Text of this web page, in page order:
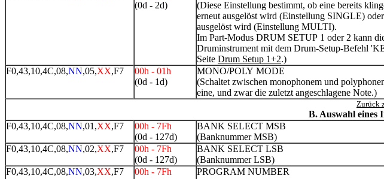
(0d - 2d)
(Diese Einstellung bestimmt, ob eine bereits
erneut ausgelöst wird (Einstellung SINGLE)
ausgelöst wird (Einstellung MULTI).
Im Part-Modus DRUM SETUP 1 oder 2 kann
Druminstrument mit dem Drum-Setup-Befehl
Seite Drum Setup 1+2.)
F0,43,10,4C,08,NN,05,XX,F7
00h - 01h
(0d - 1d)
MONO/POLY MODE
(Schaltet zwischen monophonem und
eine, und zwar die zuletzt angeschlagene Note.)
Zurück
B. Auswahl eines
F0,43,10,4C,08,NN,01,XX,F7
00h - 7Fh
(0d - 127d)
BANK SELECT MSB
(Banknummer MSB)
F0,43,10,4C,08,NN,02,XX,F7
00h - 7Fh
(0d - 127d)
BANK SELECT LSB
(Banknummer LSB)
F0,43,10,4C,08,NN,03,XX,F7
00h - 7Fh
PROGRAM NUMBER